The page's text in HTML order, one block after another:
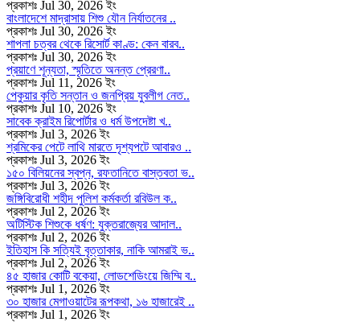
প্রকাশঃ Jul 30, 2026 ইং
বাংলাদেশে মাদ্রাসায় শিশু যৌন নির্যাতনের ..
প্রকাশঃ Jul 30, 2026 ইং
শাপলা চত্বর থেকে রিসোর্ট কাণ্ড: কেন বারব..
প্রকাশঃ Jul 30, 2026 ইং
প্রয়াণে শূন্যতা, স্মৃতিতে অনন্ত প্রেরণা..
প্রকাশঃ Jul 11, 2026 ইং
পেকুয়ার কৃতি সন্তান ও জনপ্রিয় যুবলীগ নেত..
প্রকাশঃ Jul 10, 2026 ইং
সাবেক ক্রাইম রিপোর্টার ও ধর্ম উপদেষ্টা খ..
প্রকাশঃ Jul 3, 2026 ইং
শ্রমিকের পেটে লাথি মারতে দৃশ্যপটে আবারও ..
প্রকাশঃ Jul 3, 2026 ইং
১৫০ বিলিয়নের স্বপ্ন, রফতানিতে বাস্তবতা ভ..
প্রকাশঃ Jul 3, 2026 ইং
জঙ্গিবিরোধী শহীদ পুলিশ কর্মকর্তা রবিউল ক..
প্রকাশঃ Jul 2, 2026 ইং
অটিস্টিক শিশুকে ধর্ষণ: যুক্তরাজ্যের আদাল..
প্রকাশঃ Jul 2, 2026 ইং
ইতিহাস কি সত্যিই বৃত্তাকার, নাকি আমরাই ভ..
প্রকাশঃ Jul 2, 2026 ইং
৪৫ হাজার কোটি বকেয়া, লোডশেডিংয়ে জিম্মি ব..
প্রকাশঃ Jul 1, 2026 ইং
৩০ হাজার মেগাওয়াটের রূপকথা, ১৬ হাজারেই ..
প্রকাশঃ Jul 1, 2026 ইং